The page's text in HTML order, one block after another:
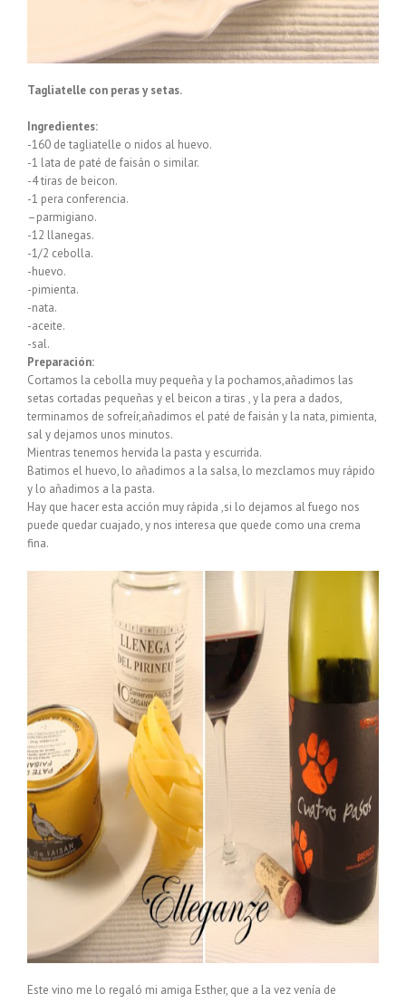
Tagliatelle con peras y setas.
Ingredientes:
-160 de tagliatelle o nidos al huevo.
-1 lata de paté de faisán o similar.
-4 tiras de beicon.
-1 pera conferencia.
–parmigiano.
-12 llanegas.
-1/2 cebolla.
-huevo.
-pimienta.
-nata.
-aceite.
-sal.
Preparación:
Cortamos la cebolla muy pequeña y la pochamos,añadimos las
setas cortadas pequeñas y el beicon a tiras , y la pera a dados,
terminamos de sofreír,añadimos el paté de faisán y la nata, pimienta,
sal y dejamos unos minutos.
Mientras tenemos hervida la pasta y escurrida.
Batimos el huevo, lo añadimos a la salsa, lo mezclamos muy rápido
y lo añadimos a la pasta.
Hay que hacer esta acción muy rápida ,si lo dejamos al fuego nos
puede quedar cuajado, y nos interesa que quede como una crema
fina.
Este vino me lo regaló mi amiga Esther, que a la vez venía de